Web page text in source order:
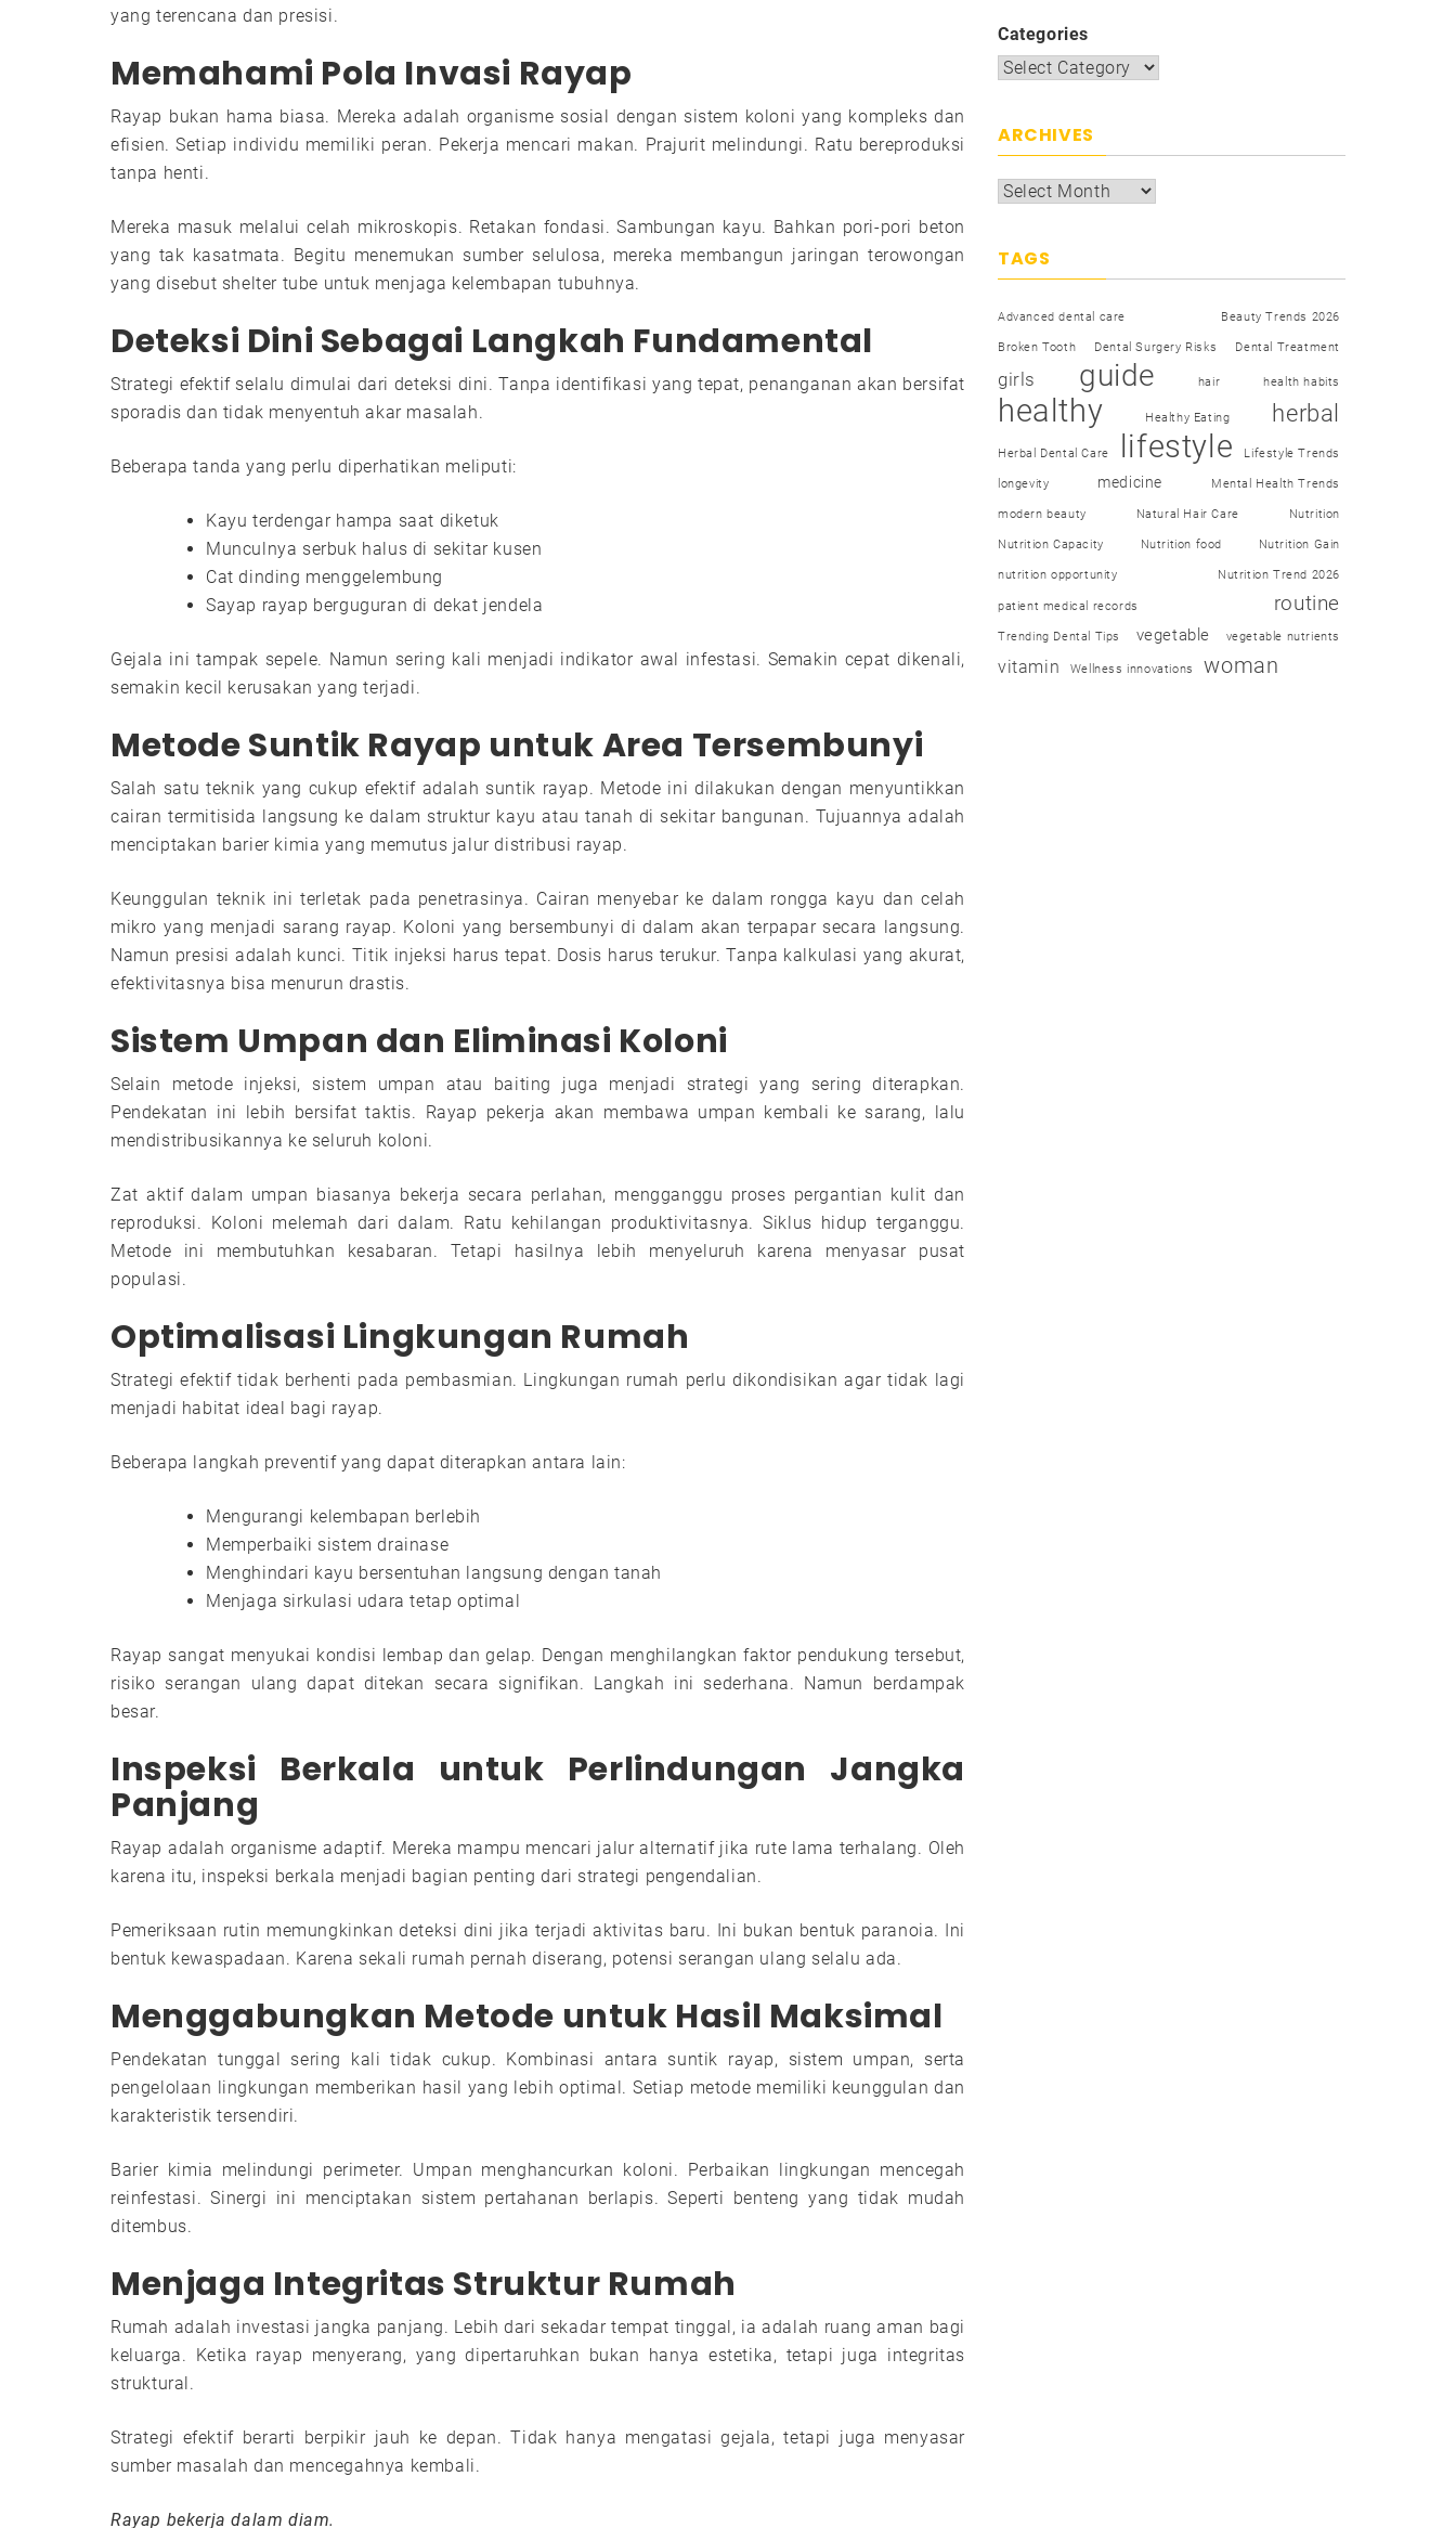
yang terencana dan presisi.
Memahami Pola Invasi Rayap
Rayap bukan hama biasa. Mereka adalah organisme sosial dengan sistem koloni yang kompleks dan
efisien. Setiap individu memiliki peran. Pekerja mencari makan. Prajurit melindungi. Ratu bereproduksi
tanpa henti.
Mereka masuk melalui celah mikroskopis. Retakan fondasi. Sambungan kayu. Bahkan pori-pori beton
yang tak kasatmata. Begitu menemukan sumber selulosa, mereka membangun jaringan terowongan
yang disebut shelter tube untuk menjaga kelembapan tubuhnya.
Deteksi Dini Sebagai Langkah Fundamental
Strategi efektif selalu dimulai dari deteksi dini. Tanpa identifikasi yang tepat, penanganan akan bersifat
sporadis dan tidak menyentuh akar masalah.
Beberapa tanda yang perlu diperhatikan meliputi:
Kayu terdengar hampa saat diketuk
Munculnya serbuk halus di sekitar kusen
Cat dinding menggelembung
Sayap rayap berguguran di dekat jendela
Gejala ini tampak sepele. Namun sering kali menjadi indikator awal infestasi. Semakin cepat dikenali,
semakin kecil kerusakan yang terjadi.
Metode Suntik Rayap untuk Area Tersembunyi
Salah satu teknik yang cukup efektif adalah suntik rayap. Metode ini dilakukan dengan menyuntikkan
cairan termitisida langsung ke dalam struktur kayu atau tanah di sekitar bangunan. Tujuannya adalah
menciptakan barier kimia yang memutus jalur distribusi rayap.
Keunggulan teknik ini terletak pada penetrasinya. Cairan menyebar ke dalam rongga kayu dan celah
mikro yang menjadi sarang rayap. Koloni yang bersembunyi di dalam akan terpapar secara langsung.
Namun presisi adalah kunci. Titik injeksi harus tepat. Dosis harus terukur. Tanpa kalkulasi yang akurat,
efektivitasnya bisa menurun drastis.
Sistem Umpan dan Eliminasi Koloni
Selain metode injeksi, sistem umpan atau baiting juga menjadi strategi yang sering diterapkan.
Pendekatan ini lebih bersifat taktis. Rayap pekerja akan membawa umpan kembali ke sarang, lalu
mendistribusikannya ke seluruh koloni.
Zat aktif dalam umpan biasanya bekerja secara perlahan, mengganggu proses pergantian kulit dan
reproduksi. Koloni melemah dari dalam. Ratu kehilangan produktivitasnya. Siklus hidup terganggu.
Metode ini membutuhkan kesabaran. Tetapi hasilnya lebih menyeluruh karena menyasar pusat
populasi.
Optimalisasi Lingkungan Rumah
Strategi efektif tidak berhenti pada pembasmian. Lingkungan rumah perlu dikondisikan agar tidak lagi
menjadi habitat ideal bagi rayap.
Beberapa langkah preventif yang dapat diterapkan antara lain:
Mengurangi kelembapan berlebih
Memperbaiki sistem drainase
Menghindari kayu bersentuhan langsung dengan tanah
Menjaga sirkulasi udara tetap optimal
Rayap sangat menyukai kondisi lembap dan gelap. Dengan menghilangkan faktor pendukung tersebut,
risiko serangan ulang dapat ditekan secara signifikan. Langkah ini sederhana. Namun berdampak
besar.
Inspeksi Berkala untuk Perlindungan Jangka
Panjang
Rayap adalah organisme adaptif. Mereka mampu mencari jalur alternatif jika rute lama terhalang. Oleh
karena itu, inspeksi berkala menjadi bagian penting dari strategi pengendalian.
Pemeriksaan rutin memungkinkan deteksi dini jika terjadi aktivitas baru. Ini bukan bentuk paranoia. Ini
bentuk kewaspadaan. Karena sekali rumah pernah diserang, potensi serangan ulang selalu ada.
Menggabungkan Metode untuk Hasil Maksimal
Pendekatan tunggal sering kali tidak cukup. Kombinasi antara suntik rayap, sistem umpan, serta
pengelolaan lingkungan memberikan hasil yang lebih optimal. Setiap metode memiliki keunggulan dan
karakteristik tersendiri.
Barier kimia melindungi perimeter. Umpan menghancurkan koloni. Perbaikan lingkungan mencegah
reinfestasi. Sinergi ini menciptakan sistem pertahanan berlapis. Seperti benteng yang tidak mudah
ditembus.
Menjaga Integritas Struktur Rumah
Rumah adalah investasi jangka panjang. Lebih dari sekadar tempat tinggal, ia adalah ruang aman bagi
keluarga. Ketika rayap menyerang, yang dipertaruhkan bukan hanya estetika, tetapi juga integritas
struktural.
Strategi efektif berarti berpikir jauh ke depan. Tidak hanya mengatasi gejala, tetapi juga menyasar
sumber masalah dan mencegahnya kembali.
Rayap bekerja dalam diam.
Categories
ARCHIVES
TAGS
Advanced dental care Beauty Trends 2026
Broken Tooth Dental Surgery Risks Dental Treatment
girls guide hair health habits
healthy Healthy Eating herbal
Herbal Dental Care lifestyle Lifestyle Trends
longevity medicine Mental Health Trends
modern beauty Natural Hair Care Nutrition
Nutrition Capacity Nutrition food Nutrition Gain
nutrition opportunity Nutrition Trend 2026
patient medical records routine
Trending Dental Tips vegetable vegetable nutrients
vitamin Wellness innovations woman